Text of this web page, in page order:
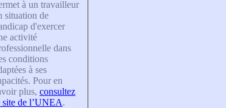
à un travailleur
situation de
d'exercer
activité
dans
conditions
à ses
Pour en
plus, consultez
site de l’UNEA.